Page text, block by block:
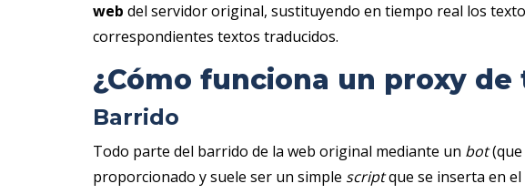
web del servidor original, sustituyendo en tiempo real los
correspondientes textos traducidos.
¿Cómo funciona un proxy de
Barrido
Todo parte del barrido de la web original mediante un bot(que
proporcionado y suele ser un simple scriptque se inserta en el